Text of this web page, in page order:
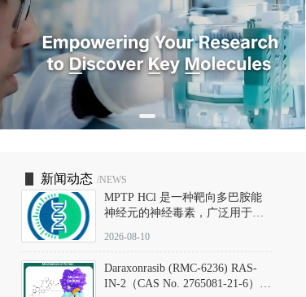
l
e
n
a
v
i
g
a
新闻动态 /NEWS
MPTP HCl 是一种靶向多巴胺能
神经元的神经毒素，广泛用于构
以盐酸盐形式存在，可触发线粒
用即为选择性损毁中脑黑质致密
部多巴胺能神经元，从而可靠模
2026-08-10
Daraxonrasib (RMC-6236) RAS-
IN-2（CAS No. 2765081-21-6）：